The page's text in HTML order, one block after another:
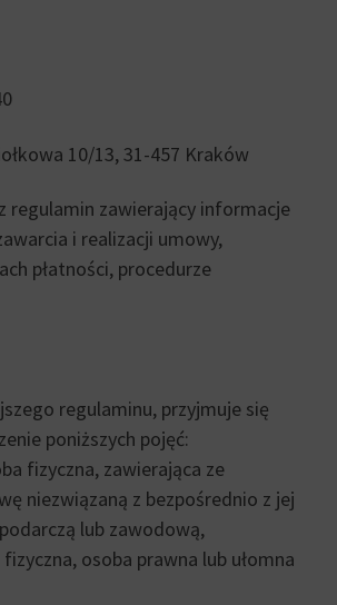
10/13, 31-457 Kraków
regulamin zawierający informacje
i realizacji umowy,
płatności, procedurze
regulaminu, przyjmuje się
poniższych pojęć:
fizyczna, zawierająca ze
niezwiązaną z bezpośrednio z jej
lub zawodową,
osoba prawna lub ułomna